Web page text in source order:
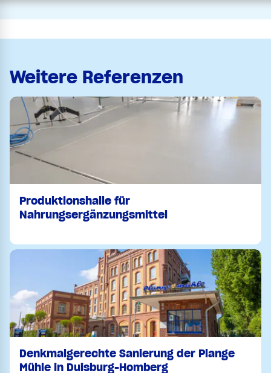
Weitere Referenzen
Produktionshalle für
Nahrungsergänzungsmittel
Denkmalgerechte Sanierung der Plange
Mühle in Duisburg-Homberg